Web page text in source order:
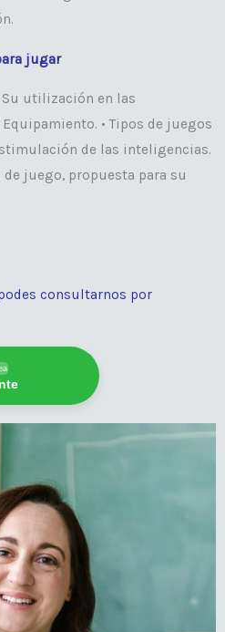
jugar
Su utilización en las
• Tipos de juegos
de las inteligencias.
juego, propuesta para su
consultarnos por